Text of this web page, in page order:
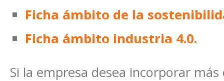
Ficha ámbito de la
Ficha ámbito industria 4.0.
Si la empresa desea incorporar